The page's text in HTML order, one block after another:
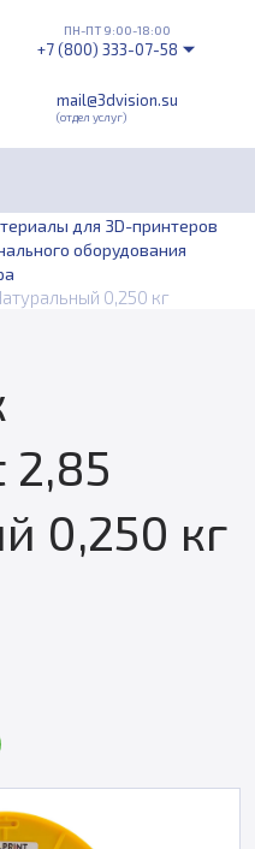
mail@3dvision.su
(отдел услуг)
ПН-ПТ 9:00-18:00
+7 (800) 333-07-58
для 3D-принтеров
оборудования
0,250 кг
2,85
0,250 кг